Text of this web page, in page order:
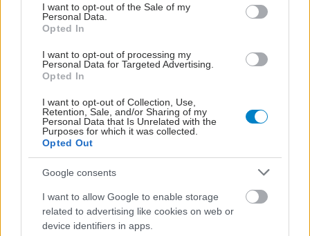
consent section.
I want to opt-out of the Sale of my
Personal Data.
Opted In
I want to opt-out of processing my
Personal Data for Targeted Advertising.
Opted In
I want to opt-out of Collection, Use,
Retention, Sale, and/or Sharing of my
Personal Data that Is Unrelated with the
Purposes for which it was collected.
Opted Out
Google consents
I want to allow Google to enable storage
related to advertising like cookies on web or
device identifiers in apps.
Health + Care 2022
Προσθέστε το iatronet.gr στο Discover
ΔΙΑΒΑΣΤΕ ΑΚΟΜΑ